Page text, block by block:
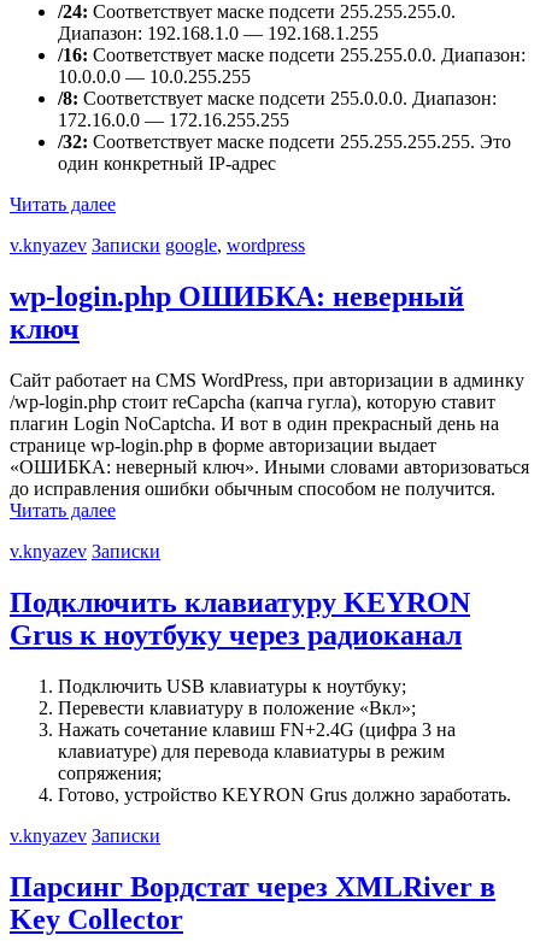
/24: Соответствует маске подсети 255.255.255.0.
Диапазон: 192.168.1.0 — 192.168.1.255
/16: Соответствует маске подсети 255.255.0.0. Диапазон:
10.0.0.0 — 10.0.255.255
/8: Соответствует маске подсети 255.0.0.0. Диапазон:
172.16.0.0 — 172.16.255.255
/32: Соответствует маске подсети 255.255.255.255. Это
один конкретный IP-адрес
Читать далее
v.knyazev Записки google, wordpress
wp-login.php ОШИБКА: неверный
ключ
Cайт работает на CMS WordPress, при авторизации в админку
/wp-login.php стоит reCapcha (капча гугла), которую ставит
плагин Login NoCaptcha. И вот в один прекрасный день на
странице wp-login.php в форме авторизации выдает
«ОШИБКА: неверный ключ». Иными словами авторизоваться
до исправления ошибки обычным способом не получится.
Читать далее
v.knyazev Записки
Подключить клавиатуру KEYRON
Grus к ноутбуку через радиоканал
Подключить USB клавиатуры к ноутбуку;
Перевести клавиатуру в положение «Вкл»;
Нажать сочетание клавиш FN+2.4G (цифра 3 на
клавиатуре) для перевода клавиатуры в режим
сопряжения;
Готово, устройство KEYRON Grus должно заработать.
v.knyazev Записки
Парсинг Вордстат через XMLRiver в
Key Collector